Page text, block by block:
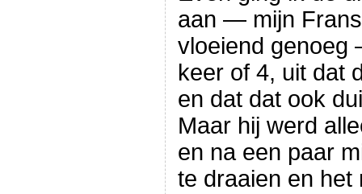
aan — mijn
vloeiend genoeg
keer of 4, uit dat
en dat dat ook
Maar hij werd
en na een paar
te draaien en het